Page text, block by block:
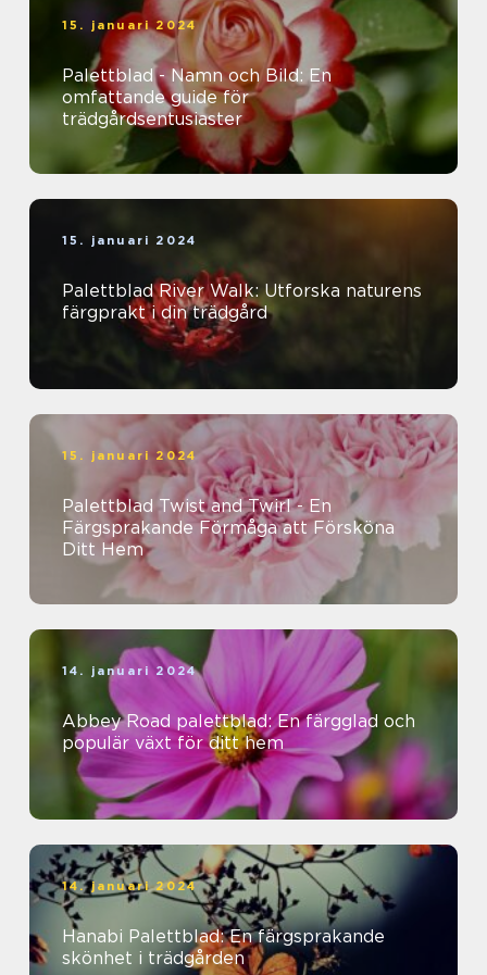
15. januari 2024
Palettblad - Namn och Bild: En
omfattande guide för
trädgårdsentusiaster
15. januari 2024
Palettblad River Walk: Utforska naturens
färgprakt i din trädgård
15. januari 2024
Palettblad Twist and Twirl - En
Färgsprakande Förmåga att Försköna
Ditt Hem
14. januari 2024
Abbey Road palettblad: En färgglad och
populär växt för ditt hem
14. januari 2024
Hanabi Palettblad: En färgsprakande
skönhet i trädgården